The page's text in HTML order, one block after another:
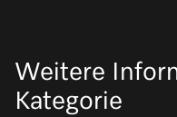
Weitere
Kategorie